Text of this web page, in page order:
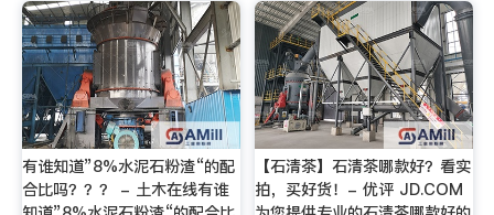
有谁知道”8%水泥石粉渣“的配
合比吗？？？ - 土木在线有谁
【石清茶】石清茶哪款好？看实
拍，买好货！- 优评 JD.COM